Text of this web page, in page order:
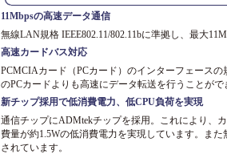
11Mbpsの高速データ通信
無線LAN規格 IEEE802.11/802.11bに準拠し、最大
高速カードバス対応
PCMCIAカード（PCカード）のインターフェース
のPCカードよりも高速にデータ転送を行うことがで
新チップ採用で低消費電力、低CPU負荷を実現
通信チップにADMtekチップを採用。これにより、
費量が約1.5Wの低消費電力を実現しています。ま
されています。